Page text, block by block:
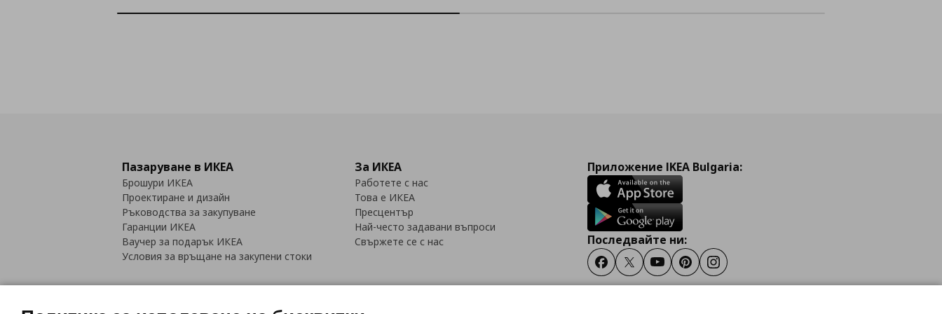
Пазаруване в ИКЕА
Брошури ИКЕА
Проектиране и дизайн
Ръководства за закупуване
Гаранции ИКЕА
Ваучер за подарък ИКЕА
Условия за връщане на закупени стоки
За ИКЕА
Работете с нас
Това е ИКЕА
Пресцентър
Най-често задавани въпроси
Свържете се с нас
Приложение IKEA Bulgaria:
Последвайте ни:
FacebookTwitterYoutubePinterestInstagram